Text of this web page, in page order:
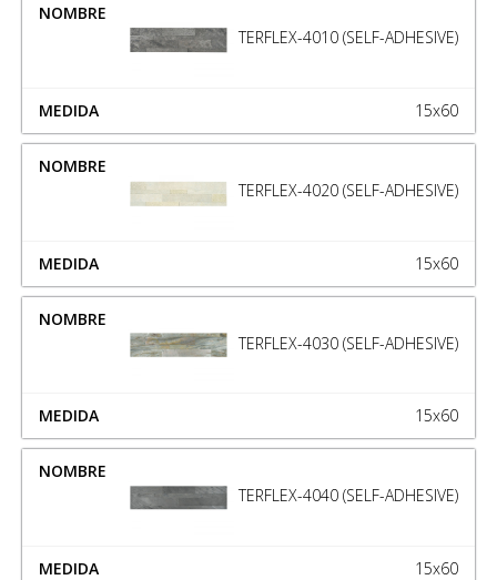
NOMBRE
TERFLEX-4010 (SELF-ADHESIVE)
15x60
TERFLEX-4020 (SELF-ADHESIVE)
15x60
TERFLEX-4030 (SELF-ADHESIVE)
15x60
TERFLEX-4040 (SELF-ADHESIVE)
15x60